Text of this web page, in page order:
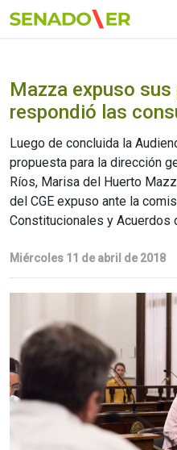
Ir al menú principal
Mazza expuso
respondió las
Luego de concluida la
propuesta para la dirección
Ríos, Marisa del Huerto
del CGE expuso ante la
Constitucionales y Acuerdos
Miércoles 11 de abril de 2018